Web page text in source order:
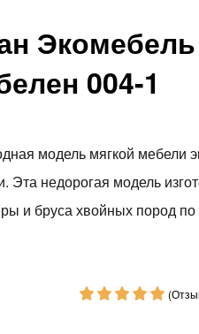
004-1
модель мягкой мебели
Эта недорогая модель
и бруса хвойных пород